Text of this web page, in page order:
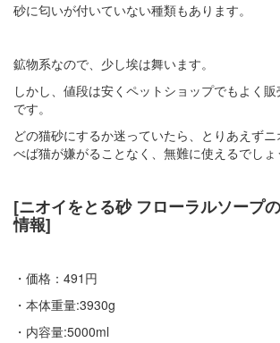
砂に匂いが付いていない種類もあります。
鉱物系なので、少し埃は舞います。
しかし、値段は安くペットショップでもよく
です。
どの猫砂にするか迷っていたら、とりあえず
べば猫が嫌がることなく、無難に使えるでしょ
[ニオイをとる砂 フローラルソープ
情報]
・価格：491円
・本体重量:3930g
・内容量:5000ml